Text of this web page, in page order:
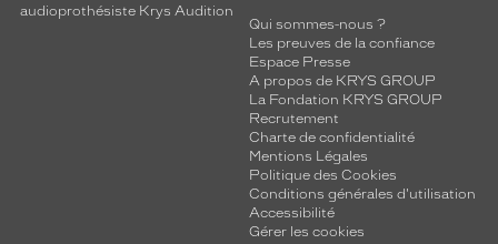
audioprothésiste Krys Audition
Qui sommes-nous ?
Les preuves de la confiance
Espace Presse
A propos de KRYS GROUP
La Fondation KRYS GROUP
Recrutement
Charte de confidentialité
Mentions Légales
Politique des Cookies
Conditions générales d'utilisation
Accessibilité
Gérer les cookies